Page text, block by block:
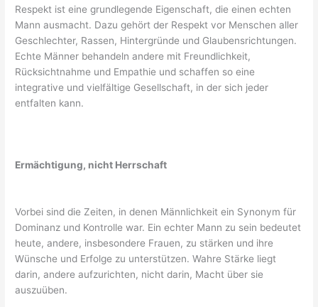
Respekt ist eine grundlegende Eigenschaft, die einen echten
Mann ausmacht. Dazu gehört der Respekt vor Menschen aller
Geschlechter, Rassen, Hintergründe und Glaubensrichtungen.
Echte Männer behandeln andere mit Freundlichkeit,
Rücksichtnahme und Empathie und schaffen so eine
integrative und vielfältige Gesellschaft, in der sich jeder
entfalten kann.
Ermächtigung, nicht Herrschaft
Vorbei sind die Zeiten, in denen Männlichkeit ein Synonym für
Dominanz und Kontrolle war. Ein echter Mann zu sein bedeutet
heute, andere, insbesondere Frauen, zu stärken und ihre
Wünsche und Erfolge zu unterstützen. Wahre Stärke liegt
darin, andere aufzurichten, nicht darin, Macht über sie
auszuüben.